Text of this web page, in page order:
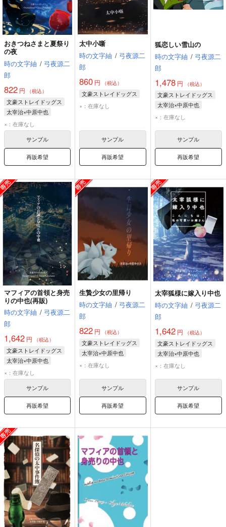
おきつねさまと夏祭り
の夜
時の文字紬 / 弓夜源二
郎
822 円 （税込）
文豪ストレイドッグス
太宰治×中原中也
太宰治
中原中也
×：在庫なし
サンプル
再販希望
太中小噺
時の文字紬 / 弓夜源二
郎
860 円 （税込）
文豪ストレイドッグス
×：在庫なし
サンプル
再販希望
狐恋しい雪山の
時の文字紬 / 弓夜源二
郎
1,478円 （税込）
文豪ストレイドッグス
太宰治×中原中也
太宰治
中原中也
×：在庫なし
サンプル
再販希望
マフィアの首領と身売
りの中也(再販)
時の文字紬 / 弓夜源二
郎
1,642 円 （税込）
文豪ストレイドッグス
太宰治×中原中也
太宰治
中原中也
×：在庫なし
サンプル
再販希望
生贄少女の里帰り
時の文字紬 / 弓夜源二
郎
822 円 （税込）
文豪ストレイドッグス
太宰治×中原中也
太宰治
中原中也
×：在庫なし
サンプル
再販希望
太宰狐様に嫁入り中也
時の文字紬 / 弓夜源二
郎
1,642円 （税込）
文豪ストレイドッグス
太宰治×中原中也
太宰治
中原中也
×：在庫なし
サンプル
再販希望